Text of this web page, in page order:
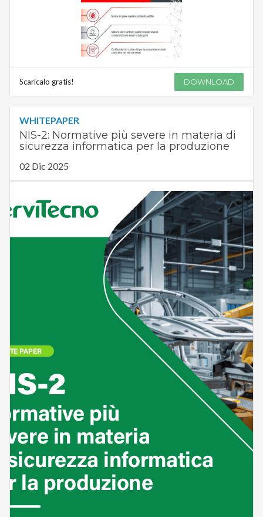
Scaricalo gratis! DOWNLOAD
WHITEPAPER
NIS-2: Normative più severe in materia di
sicurezza informatica per la produzione
02 Dic 2025